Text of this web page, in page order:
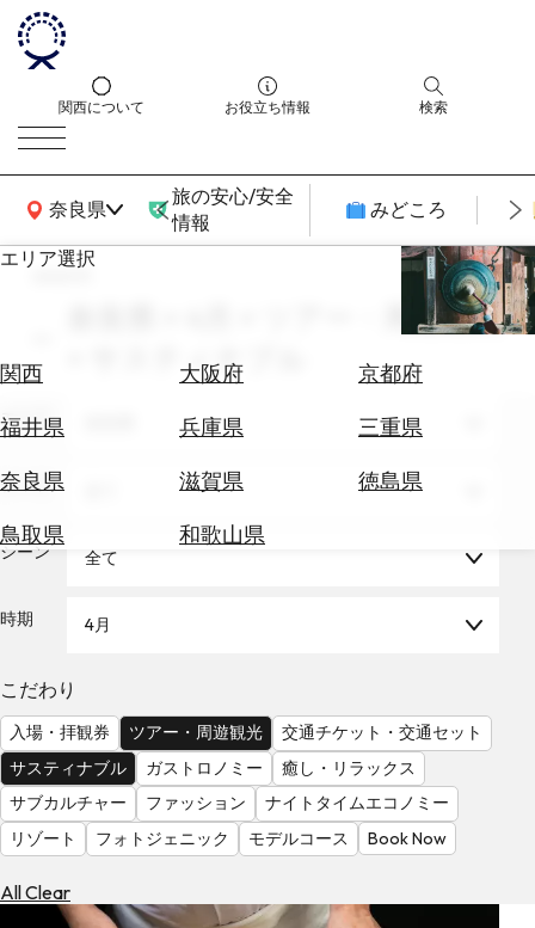
関西について お役立ち情報 検索
奈良県
関西広域MAP
旅の安心/安全
情報
みどころ
エリア選択
関西 大阪府
京都府
福井県
兵庫県
三重県
奈良県
滋賀県
徳島県
鳥取県
和歌山県
エ
券
テ
を
る
気
を
見
る
search
奈良県 × 4月 × ツアー・周遊観光
× サスティナブル
エリア
テーマ
シーン 全て
時期 4月
こだわり
入場・拝観券 ツアー・周遊観光
交通チケット・交通セット
サスティナブル
ガストロノミー
癒し・リラックス
サブカルチャー
ファッション
ナイトタイムエコノミー
リゾート
フォトジェニック モデルコース Book Now
All Clear